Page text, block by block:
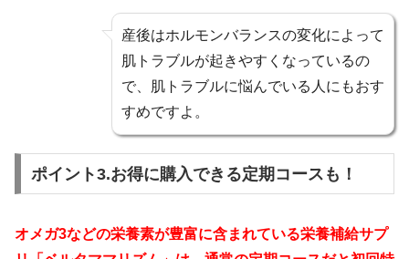
産後はホルモンバランスの変化によって
肌トラブルが起きやすくなっているの
で、肌トラブルに悩んでいる人にもおす
すめですよ。
ポイント3.お得に購入できる定期コースも！
オメガ3などの栄養素が豊富に含まれている栄養補給サプ